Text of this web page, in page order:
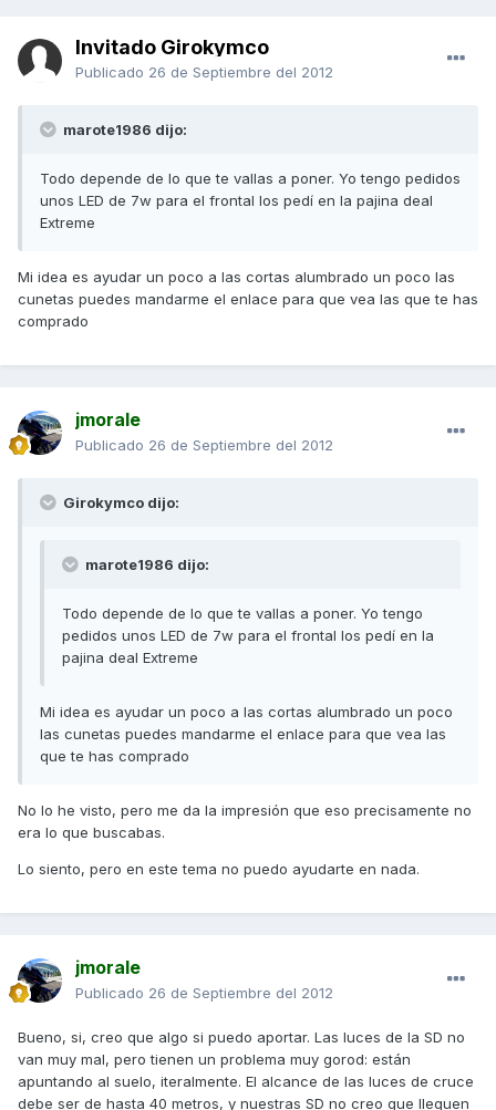
Invitado Girokymco
Publicado 26 de Septiembre del 2012
marote1986 dijo:
Todo depende de lo que te vallas a poner. Yo tengo pedidos
unos LED de 7w para el frontal los pedí en la pajina deal
Extreme
Mi idea es ayudar un poco a las cortas alumbrado un poco las
cunetas puedes mandarme el enlace para que vea las que te has
comprado
jmorale
Publicado 26 de Septiembre del 2012
Girokymco dijo:
marote1986 dijo:
Todo depende de lo que te vallas a poner. Yo tengo
pedidos unos LED de 7w para el frontal los pedí en la
pajina deal Extreme
Mi idea es ayudar un poco a las cortas alumbrado un poco
las cunetas puedes mandarme el enlace para que vea las
que te has comprado
No lo he visto, pero me da la impresión que eso precisamente no
era lo que buscabas.
Lo siento, pero en este tema no puedo ayudarte en nada.
jmorale
Publicado 26 de Septiembre del 2012
Bueno, si, creo que algo si puedo aportar. Las luces de la SD no
van muy mal, pero tienen un problema muy gorod: están
apuntando al suelo, iteralmente. El alcance de las luces de cruce
debe ser de hasta 40 metros, y nuestras SD no creo que lleguen